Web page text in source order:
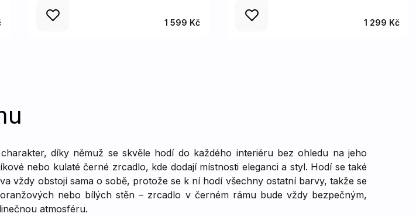
1 599 Kč 1 299 Kč
díky němuž se skvěle hodí do každého interiéru bez ohledu na jeho
nebo kulaté černé zrcadlo, kde dodají místnosti eleganci a styl. Hodí se také
vždy obstojí sama o sobě, protože se k ní hodí všechny ostatní barvy, takže se
nebo bílých stěn – zrcadlo v černém rámu bude vždy bezpečným,
atmosféru.